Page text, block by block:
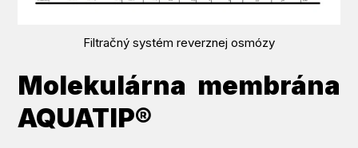
Filtračný systém reverznej osmózy
Molekulárna membrána
AQUATIP®